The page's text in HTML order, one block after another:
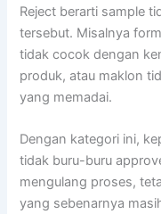
Reject berarti sample
tersebut. Misalnya
tidak cocok dengan
produk, atau maklon
yang memadai.
Dengan kategori ini,
tidak buru-buru
mengulang proses,
yang sebenarnya